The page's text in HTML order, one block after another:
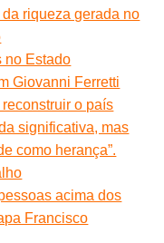
riqueza gerada no
no Estado
Giovanni Ferretti
o país
significativa, mas
como herança”.
acima dos
Francisco